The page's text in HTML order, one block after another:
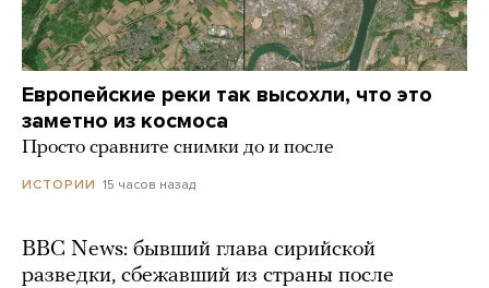
Европейские реки так высохли, что это
заметно из космоса
Просто сравните снимки до и после
ИСТОРИИ 15 часов назад
BBC News: бывший глава сирийской
разведки, сбежавший из страны после